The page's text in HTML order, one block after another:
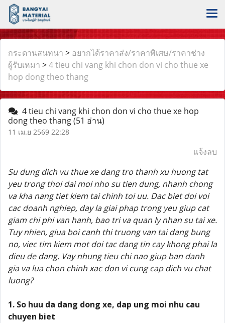
กระดานสนทนา > อยากได้ราคาส่ง/ราคาพิเศษ/ราคาช่าง
ผู้รับเหมา >4 tieu chi vang khi chon don vi cho thue xe
hop dong theo thang
4 tieu chi vang khi chon don vi cho thue xe hop
dong theo thang(51 อ่าน)
11 เม.ย 2569 22:28
แจ้งลบ
Su dung dich vu thue xe dang tro thanh xu huong tat
yeu trong thoi dai moi nho su tien dung, nhanh chong
va kha nang tiet kiem tai chinh toi uu. Dac biet doi voi
cac doanh nghiep, day la giai phap trong yeu giup cat
giam chi phi van hanh, bao tri va quan ly nhan su tai xe.
Tuy nhien, giua boi canh thi truong van tai dang bung
no, viec tim kiem mot doi tac dang tin cay khong phai la
dieu de dang. Vay nhung tieu chi nao giup ban danh
gia va lua chon chinh xac don vi cung cap dich vu chat
luong?
1. So huu da dang dong xe, dap ung moi nhu cau
chuyen biet